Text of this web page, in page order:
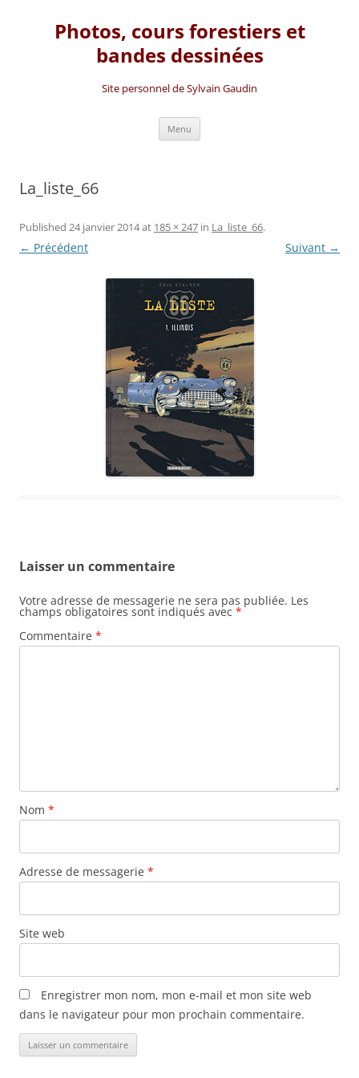
Photos, cours forestiers et
bandes dessinées
Site personnel de Sylvain Gaudin
Menu
La_liste_66
Published 24 janvier 2014at 185 × 247 in La_liste_66.
← Précédent Suivant →
Laisser un commentaire
Votre adresse de messagerie ne sera pas publiée. Les
champs obligatoires sont indiqués avec *
Commentaire *
Nom *
Adresse de messagerie *
Site web
Enregistrer mon nom, mon e-mail et mon site web
dans le navigateur pour mon prochain commentaire.